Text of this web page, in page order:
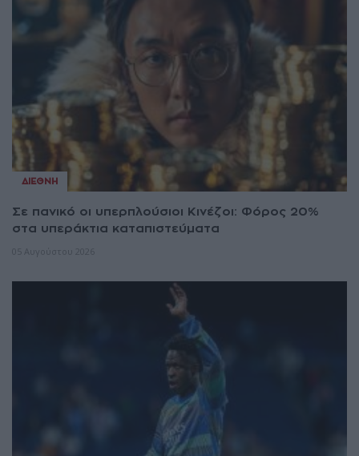
ΔΙΕΘΝΉ
Σε πανικό οι υπερπλούσιοι Κινέζοι: Φόρος 20%
στα υπεράκτια καταπιστεύματα
05 Αυγούστου 2026